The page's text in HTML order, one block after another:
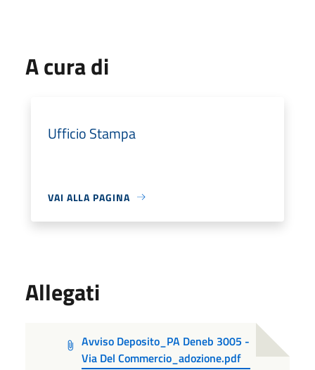
A cura di
Ufficio Stampa
VAI ALLA PAGINA
Allegati
Avviso Deposito_PA Deneb 3005 -
Via Del Commercio_adozione.pdf